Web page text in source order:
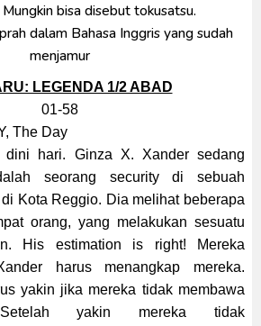
bisa disebut tokusatsu.
dalam Bahasa Inggris yang sudah
menjamur
LEGENDA 1/2 ABAD
01-58
, The Day
dini hari. Ginza X. Xander sedang
seorang security di sebuah
Kota Reggio. Dia melihat beberapa
orang, yang melakukan sesuatu
His estimation is right! Mereka
harus menangkap mereka.
yakin jika mereka tidak membawa
yakin mereka tidak